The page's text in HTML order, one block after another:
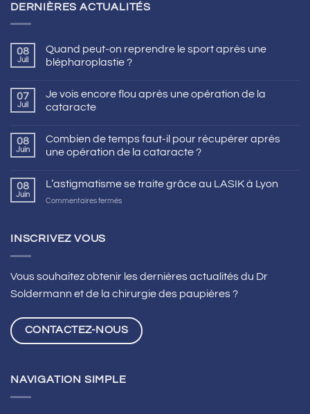
DERNIÈRES ACTUALITÉS
08
Juil
Quand peut-on reprendre le sport après une
blépharoplastie ?
07
Juil
Je vois encore flou après une opération de la
cataracte
08
Juin
Combien de temps faut-il pour récupérer après
une opération de la cataracte ?
08
Juin
L’astigmatisme se traite grâce au LASIK à Lyon
Commentaires ferméssur
LASIK
à
Lyon
INSCRIVEZ VOUS
Vous souhaitez obtenir les dernières actualités du Dr
Soldermann et de la chirurgie des paupières ?
CONTACTEZ-NOUS
NAVIGATION SIMPLE